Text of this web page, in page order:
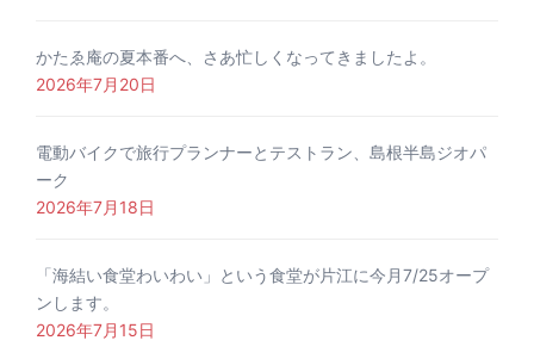
かたゑ庵の夏本番へ、さあ忙しくなってきましたよ。
2026年7月20日
電動バイクで旅行プランナーとテストラン、島根半島ジオパ
ーク
2026年7月18日
「海結い食堂わいわい」という食堂が片江に今月7/25オープ
ンします。
2026年7月15日